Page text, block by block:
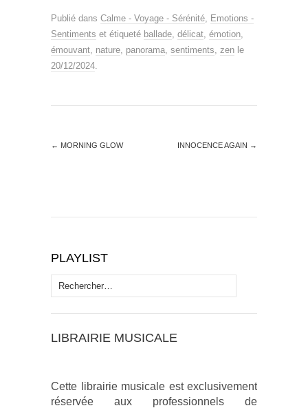
Publié dans Calme - Voyage - Sérénité, Emotions -
Sentiments et étiqueté ballade, délicat, émotion,
émouvant, nature, panorama, sentiments, zen le
20/12/2024.
← MORNING GLOW INNOCENCE AGAIN →
PLAYLIST
Rechercher :
LIBRAIRIE MUSICALE
Cette librairie musicale est exclusivement
réservée aux professionnels de